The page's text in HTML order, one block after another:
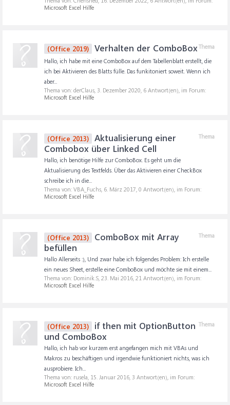
Microsoft Excel Hilfe
Thema
(Office 2019) Verhalten der ComboBox
Hallo, ich habe mit eine ComboBox auf dem Tabellenblatt erstellt, die
ich bei Aktivieren des Blatts fülle. Das funkitoniert soweit. Wenn ich
aber...
Thema von: derClaus, 3. Dezember 2020, 6 Antwort(en), im Forum:
Microsoft Excel Hilfe
Thema
(Office 2013)
Aktualisierung einer
Combobox über Linked Cell
Hallo, ich benötige Hilfe zur ComboBox. Es geht um die
Aktualisierung des Textfelds. Über das Aktivieren einer CheckBox
schreibe ich in die...
Thema von: VBA_Fuchs, 6. März 2017, 0 Antwort(en), im Forum:
Microsoft Excel Hilfe
Thema
(Office 2013)
ComboBox mit Array
befüllen
Hallo Allerseits :), Und zwar habe ich folgendes Problem: Ich erstelle
ein neues Sheet, erstelle eine ComboBox und möchte sie mit einem...
Thema von: Dominik.S, 23. Mai 2016, 21 Antwort(en), im Forum:
Microsoft Excel Hilfe
Thema
(Office 2013)
if then mit OptionButton
und ComboBox
Hallo, ich hab vor kurzem erst angefangen mich mit VBAs und
Makros zu beschäftigen und irgendwie funktioniert nichts, was ich
ausprobiere. Ich...
Thema von: rusela, 15. Januar 2016, 3 Antwort(en), im Forum:
Microsoft Excel Hilfe